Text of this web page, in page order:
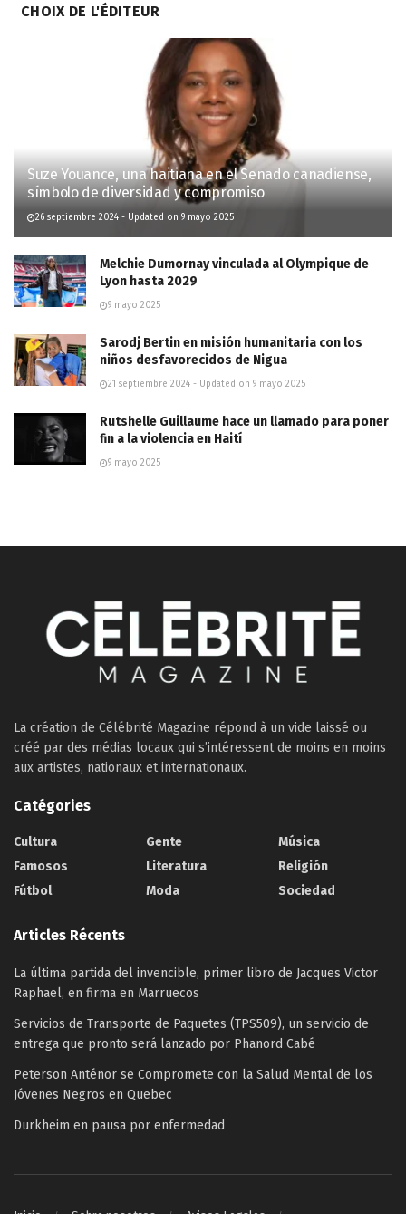
CHOIX DE L'ÉDITEUR
Suze Youance, una haitiana en el Senado canadiense,
símbolo de diversidad y compromiso
26 septiembre 2024 - Updated on 9 mayo 2025
Melchie Dumornay vinculada al Olympique de
Lyon hasta 2029
9 mayo 2025
Sarodj Bertin en misión humanitaria con los
niños desfavorecidos de Nigua
21 septiembre 2024 - Updated on 9 mayo 2025
Rutshelle Guillaume hace un llamado para poner
fin a la violencia en Haití
9 mayo 2025
La création de Célébrité Magazine répond à un vide laissé ou
créé par des médias locaux qui s’intéressent de moins en moins
aux artistes, nationaux et internationaux.
Catégories
Cultura
Famosos
Fútbol
Gente
Literatura
Moda
Música
Religión
Sociedad
Articles Récents
La última partida del invencible, primer libro de Jacques Victor
Raphael, en firma en Marruecos
Servicios de Transporte de Paquetes (TPS509), un servicio de
entrega que pronto será lanzado por Phanord Cabé
Peterson Anténor se Compromete con la Salud Mental de los
Jóvenes Negros en Quebec
Durkheim en pausa por enfermedad
Inicio Sobre nosotros
Avisos Legales